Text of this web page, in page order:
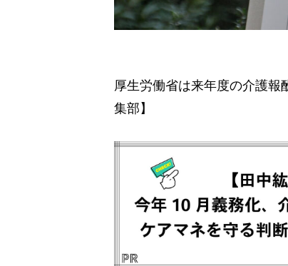
厚生労働省は来年度の介護
集部】